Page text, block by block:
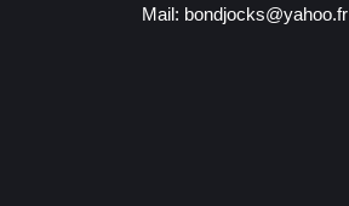
Mail: bondjocks@yahoo.fr